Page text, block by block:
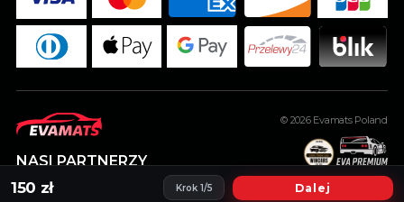
© 2026 Evamats Poland
NASI PARTNERZY
150 zł Krok 1/5 Dalej